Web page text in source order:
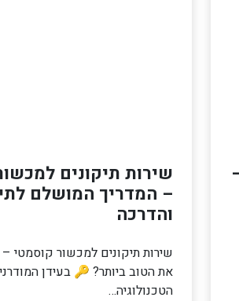
שירות תיקונים
– המדריך המושלם
והדרכה
שירות תיקונים למכשור קוסמטי
את הטוב ביותר? 🔑 בעידן
הטכנולוגיה…